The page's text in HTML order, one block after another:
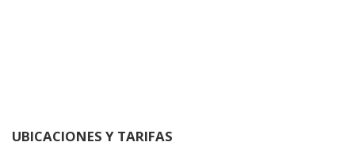
UBICACIONES Y TARIFAS